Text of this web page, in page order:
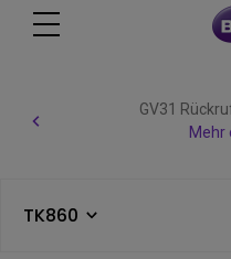
GV31
Mehr
TK860